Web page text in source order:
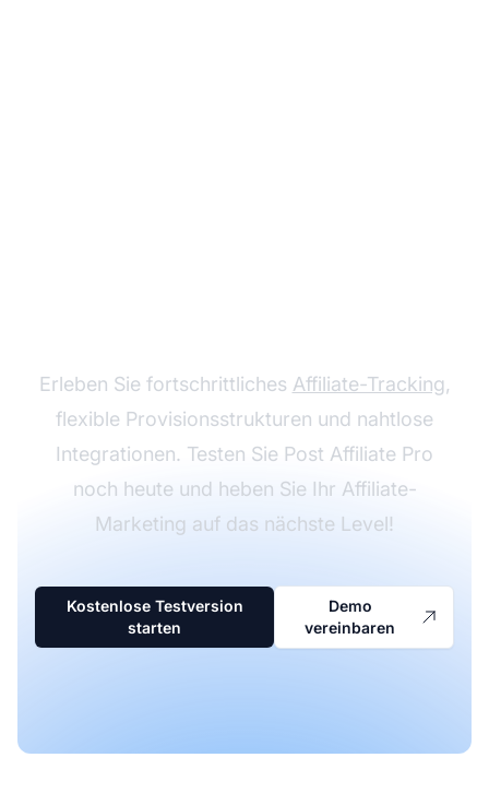
Erleben Sie fortschrittliches Affiliate-Tracking,
flexible Provisionsstrukturen und nahtlose
Integrationen. Testen Sie Post Affiliate Pro
noch heute und heben Sie Ihr Affiliate-
Marketing auf das nächste Level!
Kostenlose Testversion
starten
Demo
vereinbaren